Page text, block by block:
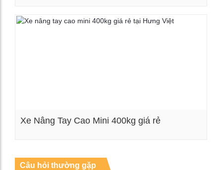
Xe Nâng Tay Cao Mini 400kg giá rẻ
Câu hỏi thường gặp